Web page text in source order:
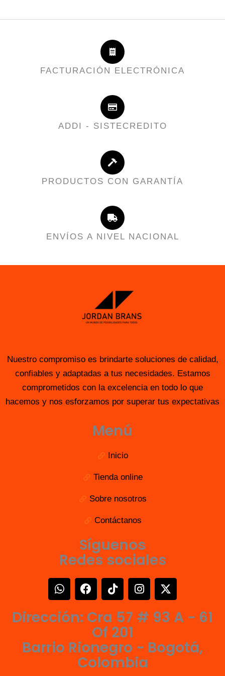
FACTURACIÓN ELECTRÓNICA
ADDI - SISTECREDITO
PRODUCTOS CON GARANTÍA
ENVÍOS A NIVEL NACIONAL
Nuestro compromiso es brindarte soluciones de calidad,
confiables y adaptadas a tus necesidades. Estamos
comprometidos con la excelencia en todo lo que
hacemos y nos esforzamos por superar tus expectativas
Menú
Inicio
Tienda online
Sobre nosotros
Contáctanos
Síguenos
Redes sociales
W
h
t
p
F
a
e
o
k
T
i
o
k
I
n
t
r
a
m
X
-
w
t
e
Dirección: Cra 57 # 93 A - 61
Of 201
Barrio Rionegro - Bogotá,
Colombia